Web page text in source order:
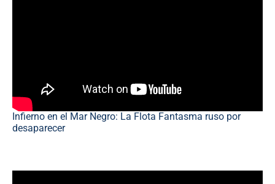
Infierno en el Mar Negro: La Flota Fantasma ruso por
desaparecer